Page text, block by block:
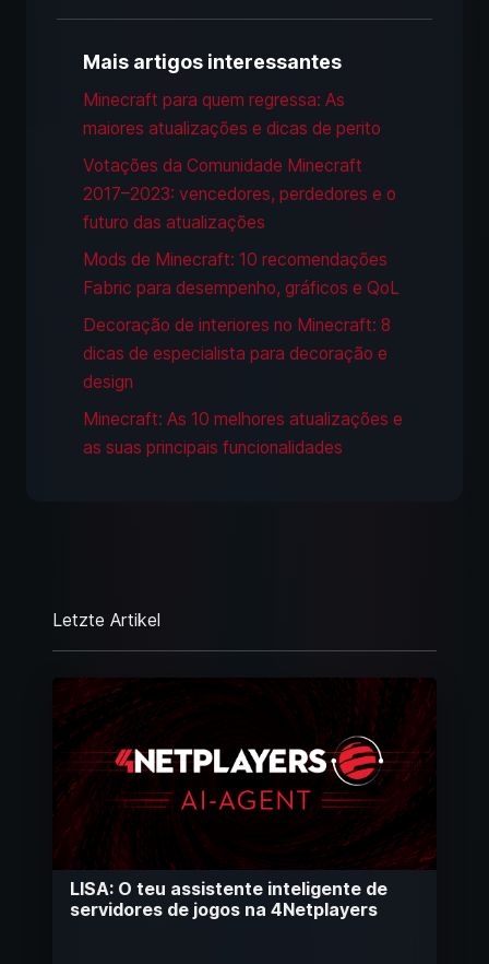
Mais artigos interessantes
Minecraft para quem regressa: As
maiores atualizações e dicas de perito
Votações da Comunidade Minecraft
2017–2023: vencedores, perdedores e o
futuro das atualizações
Mods de Minecraft: 10 recomendações
Fabric para desempenho, gráficos e QoL
Decoração de interiores no Minecraft: 8
dicas de especialista para decoração e
design
Minecraft: As 10 melhores atualizações e
as suas principais funcionalidades
Letzte Artikel
LISA: O teu assistente inteligente de
servidores de jogos na 4Netplayers